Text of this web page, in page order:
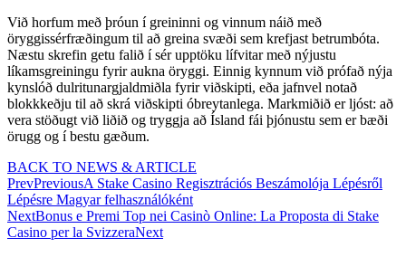
Við horfum með þróun í greininni og vinnum náið með
öryggissérfræðingum til að greina svæði sem krefjast betrumbóta.
Næstu skrefin getu falið í sér upptöku lífvitar með nýjustu
líkamsgreiningu fyrir aukna öryggi. Einnig kynnum við prófað nýja
kynslóð dulritunargjaldmiðla fyrir viðskipti, eða jafnvel notað
blokkkeðju til að skrá viðskipti óbreytanlega. Markmiðið er ljóst: að
vera stöðugt við liðið og tryggja að Ísland fái þjónustu sem er bæði
örugg og í bestu gæðum.
BACK TO NEWS & ARTICLE
PrevPreviousA Stake Casino Regisztrációs Beszámolója Lépésről
Lépésre Magyar felhasználóként
NextBonus e Premi Top nei Casinò Online: La Proposta di Stake
Casino per la SvizzeraNext